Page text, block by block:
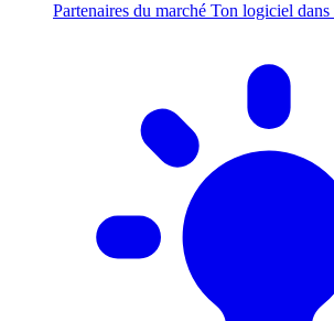
Partenaires du marché Ton logiciel